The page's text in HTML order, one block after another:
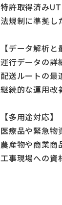
特許取得済み
法規制に準拠し
【データ解析と
運行データの詳
配送ルートの最
継続的な運用改
【多用途対応】
医療品や緊急物
農産物や商業商
工事現場への資